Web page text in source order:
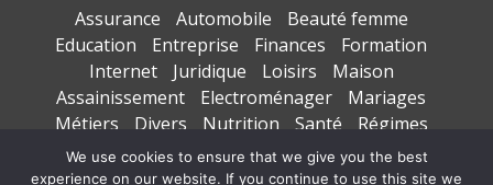
Assurance Automobile
Beauté femme
Education
Entreprise Finances
Formation
Internet
Juridique Loisirs
Maison
Assainissement
Electroménager
Mariages
Métiers
Divers Nutrition Santé
Régimes
Seniors
Sports Vacances
We use cookies to ensure that we give you the best
experience on our website. If you continue to use this site we